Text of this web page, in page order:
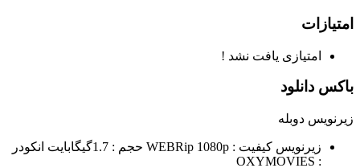
امتیازات
امتیازی یافت نشد !
باکس دانلود
زیرنویس دوبله
زیرنویس کیفیت : WEBRip 1080p حجم : 1.7گیگابایت
انکودر
: OXYMOVIES